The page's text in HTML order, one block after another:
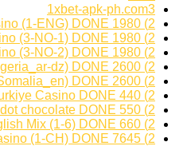
1xbet-apk-ph.com3
2) 1980 links Mix Casino (1-ENG) DONE
2) 1980 links Mix Casino (3-NO-1) DONE
2) 1980 links Mix Casino (3-NO-2) DONE
2) 2600 links Mix Casino (1-Algeria_ar-dz) DONE
2) 2600 links Mix Casino (9-Somalia_en) DONE
2) 440 links Turkiye Casino DONE
2) 550 links English Polkadot chocolate DONE
2) 660 links English Mix (1-6) DONE
2) 7645 links Mix Casino (1-CH) DONE